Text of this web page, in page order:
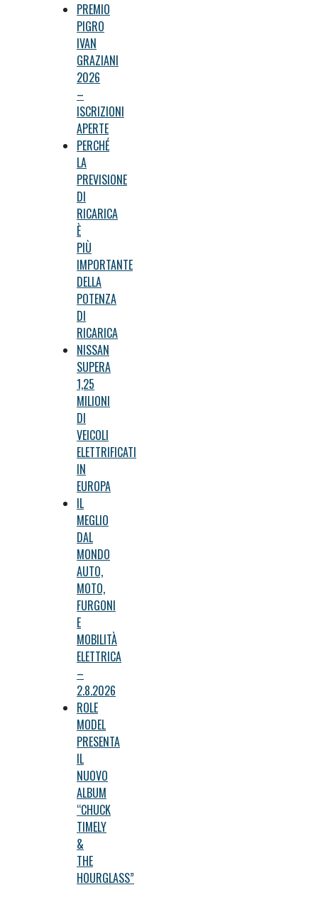
PREMIO
PIGRO
IVAN
GRAZIANI
2026
–
ISCRIZIONI
APERTE
PERCHÉ
LA
PREVISIONE
DI
RICARICA
È
PIÙ
IMPORTANTE
DELLA
POTENZA
DI
RICARICA
NISSAN
SUPERA
1,25
MILIONI
DI
VEICOLI
ELETTRIFICATI
IN
EUROPA
IL
MEGLIO
DAL
MONDO
AUTO,
MOTO,
FURGONI
E
MOBILITÀ
ELETTRICA
–
2.8.2026
ROLE
MODEL
PRESENTA
IL
NUOVO
ALBUM
“CHUCK
TIMELY
&
THE
HOURGLASS”